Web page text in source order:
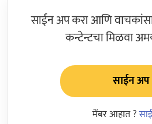
साईन अप करा आणि
कन्टेन्टचा मिळवा
साईन अप
मेंबर आहात ?